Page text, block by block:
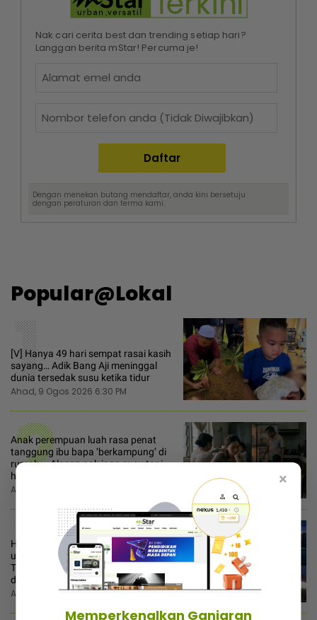
Nak cari cerita best dan trending setiap hari?
Langgan berita mStar! Percuma je!
Dengan menekan butang mendaftar, anda kini bersetuju
dengan peraturan dan terma kami.
Popular@Lokal
1
[V] Hanya 49 hari sempat rasai kasih
sayang… Adik Bang Aji meninggal
dunia tersedak susu ketika tidur
Ahad, 9 Ogos 2026 6:30 PM
2
Anak perempuan luah rasa penat
tanggung ibu bapa ‘berkampung’ di
rumah... Alasan nak jaga cucu tapi
habuk pun tak ada!
Ahad, 9 Ogos 2026 7:00 AM
3
Hasrat murni tolong pakcik lanjut
usia tempah e-hailing makan diri...
Terduduk tiba-tiba penyedia platform
denda RM100!
Ahad, 9 Ogos 2026 10:00 AM
×
Memperkenalkan Ganjaran